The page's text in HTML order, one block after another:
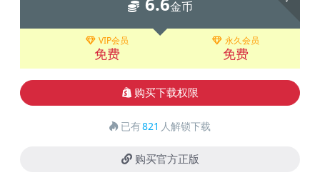
金币
VIP会员
免费
永久会员
免费
购买下载权限
已有821 人解锁下载
购买官方正版